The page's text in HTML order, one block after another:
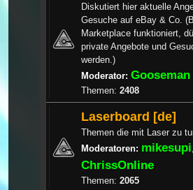
Diskutiert hier aktuelle
Gesuche auf eBay & Co.
Marketplace funktioniert,
private Angebote und
werden.)
Moderator: Gooseman
Themen: 2408
Laserboard [de]
Themen die mit Laser zu
Moderatoren: mikesupi
ChrissOnline
Themen: 2065